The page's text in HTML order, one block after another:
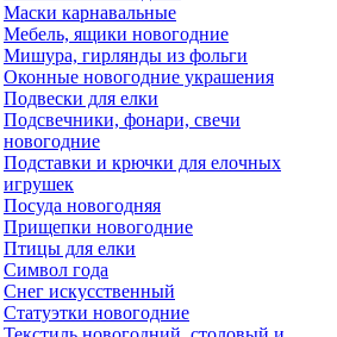
Маски карнавальные
Мебель, ящики новогодние
Мишура, гирлянды из фольги
Оконные новогодние украшения
Подвески для елки
Подсвечники, фонари, свечи
новогодние
Подставки и крючки для елочных
игрушек
Посуда новогодняя
Прищепки новогодние
Птицы для елки
Символ года
Снег искусственный
Статуэтки новогодние